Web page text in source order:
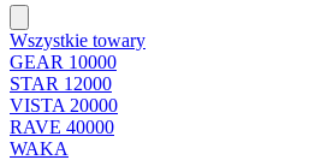
Wszystkie towary
GEAR 10000
STAR 12000
VISTA 20000
RAVE 40000
WAKA